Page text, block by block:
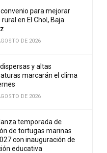
convenio para mejorar
en El Chol, Baja
DE 2026
y altas
marcarán el clima
DE 2026
temporada de
de tortugas marinas
con inauguración de
educativa